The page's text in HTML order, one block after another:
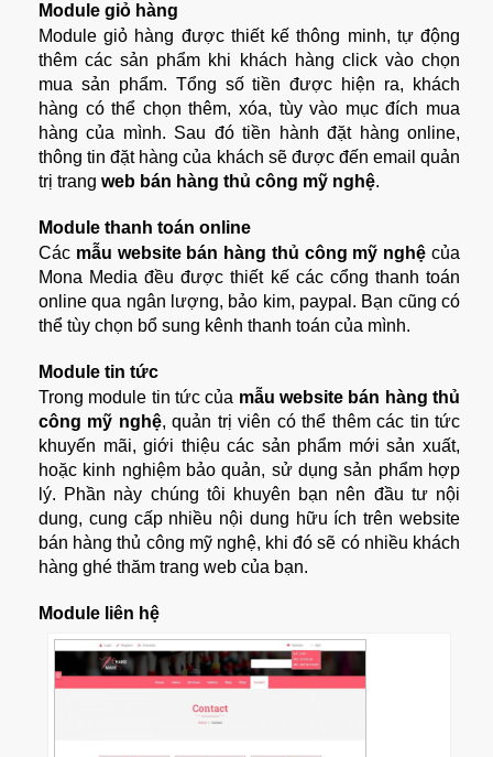
Module giỏ hàng
Module giỏ hàng được thiết kế thông minh, tự động
thêm các sản phẩm khi khách hàng click vào chọn
mua sản phẩm. Tổng số tiền được hiện ra, khách
hàng có thể chọn thêm, xóa, tùy vào mục đích mua
hàng của mình. Sau đó tiền hành đặt hàng online,
thông tin đặt hàng của khách sẽ được đến email quản
trị trang web bán hàng thủ công mỹ nghệ.
Module thanh toán online
Các mẫu website bán hàng thủ công mỹ nghệ của
Mona Media đều được thiết kế các cổng thanh toán
online qua ngân lượng, bảo kim, paypal. Bạn cũng có
thể tùy chọn bổ sung kênh thanh toán của mình.
Module tin tức
Trong module tin tức của mẫu website bán hàng thủ
công mỹ nghệ, quản trị viên có thể thêm các tin tức
khuyến mãi, giới thiệu các sản phẩm mới sản xuất,
hoặc kinh nghiệm bảo quản, sử dụng sản phẩm hợp
lý. Phần này chúng tôi khuyên bạn nên đầu tư nội
dung, cung cấp nhiều nội dung hữu ích trên website
bán hàng thủ công mỹ nghệ, khi đó sẽ có nhiều khách
hàng ghé thăm trang web của bạn.
Module liên hệ